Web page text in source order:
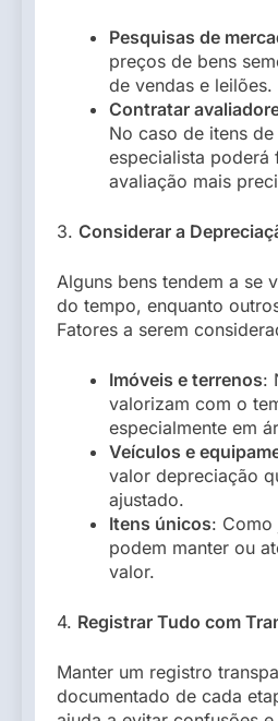
Pesquisas de
preços de bens
de vendas e leilões.
Contratar
No caso de itens
especialista poderá
avaliação mais
3. Considerar a
Alguns bens tendem a se
do tempo, enquanto
Fatores a serem
Imóveis e terrenos:
valorizam com o
especialmente em
Veículos e
valor depreciação
ajustado.
Itens únicos: Como
podem manter ou
valor.
4. Registrar Tudo com
Manter um registro
documentado de cada